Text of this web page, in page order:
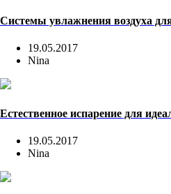
Системы увлажнения воздуха для
19.05.2017
Nina
Естественное испарение для
19.05.2017
Nina